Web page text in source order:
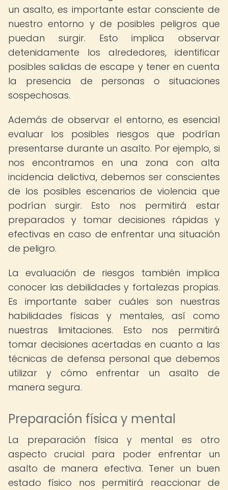
un asalto, es importante estar consciente de
nuestro entorno y de posibles peligros que
puedan surgir. Esto implica observar
detenidamente los alrededores, identificar
posibles salidas de escape y tener en cuenta
la presencia de personas o situaciones
sospechosas.
Además de observar el entorno, es esencial
evaluar los posibles riesgos que podrían
presentarse durante un asalto. Por ejemplo, si
nos encontramos en una zona con alta
incidencia delictiva, debemos ser conscientes
de los posibles escenarios de violencia que
podrían surgir. Esto nos permitirá estar
preparados y tomar decisiones rápidas y
efectivas en caso de enfrentar una situación
de peligro.
La evaluación de riesgos también implica
conocer las debilidades y fortalezas propias.
Es importante saber cuáles son nuestras
habilidades físicas y mentales, así como
nuestras limitaciones. Esto nos permitirá
tomar decisiones acertadas en cuanto a las
técnicas de defensa personal que debemos
utilizar y cómo enfrentar un asalto de
manera segura.
Preparación física y mental
La preparación física y mental es otro
aspecto crucial para poder enfrentar un
asalto de manera efectiva. Tener un buen
estado físico nos permitirá reaccionar de